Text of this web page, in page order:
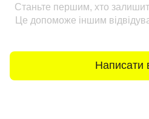
Станьте першим, хто
Це допоможе іншим
Написати